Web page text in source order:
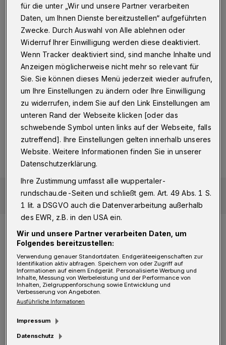
Designerpersönlichkeit direkt beim Namen
genannt wird.
Mein persönlicher Favorit hingegen ist die
etwas früher entworfene und schlichtere WA
23 SW, deren Fuß und Sockel ausschließlich
aus Metall besteht. Dies bedeutet bezüglich
der Fertigung eine deutlich vereinfachte
Toleranzierung der Bauteile und ist –
zumindest für mich – das deutlich schlichtere
und stimmigere Konzept.“
Die WG 24 war eines von insgesamt über 600
Entwürfen, die Wagenfeld produzierte. Im Bauhaus
hat er als sogenannter Formmeister gearbeitet.
Was heißt das?
Topel:„Der Formmeister war eine
Schlüsselrolle am Bauhaus und spielte eine
entscheidende Rolle in der Ausbildung der
für die unter „Wir und unsere Partner verarbeiten
Daten, um Ihnen Dienste bereitzustellen“ aufgeführten
Zwecke. Durch Auswahl von Alle ablehnen oder
Widerruf Ihrer Einwilligung werden diese deaktiviert.
Wenn Tracker deaktiviert sind, sind manche Inhalte und
Anzeigen möglicherweise nicht mehr so relevant für
Sie. Sie können dieses Menü jederzeit wieder aufrufen,
um Ihre Einstellungen zu ändern oder Ihre Einwilligung
zu widerrufen, indem Sie auf den Link Einstellungen am
unteren Rand der Webseite klicken [oder das
schwebende Symbol unten links auf der Webseite, falls
zutreffend]. Ihre Einstellungen gelten innerhalb unseres
Website. Weitere Informationen finden Sie in unserer
Datenschutzerklärung.
Ihre Zustimmung umfasst alle wuppertaler-
rundschau.de-Seiten und schließt gem. Art. 49 Abs. 1 S.
1 lit. a DSGVO auch die Datenverarbeitung außerhalb
des EWR, z.B. in den USA ein.
Wir und unsere Partner verarbeiten Daten, um
Folgendes bereitzustellen:
Verwendung genauer Standortdaten. Endgeräteeigenschaften zur
Identifikation aktiv abfragen. Speichern von oder Zugriff auf
Informationen auf einem Endgerät. Personalisierte Werbung und
Inhalte, Messung von Werbeleistung und der Performance von
Inhalten, Zielgruppenforschung sowie Entwicklung und
Verbesserung von Angeboten.
Ausführliche Informationen
Impressum
Datenschutz